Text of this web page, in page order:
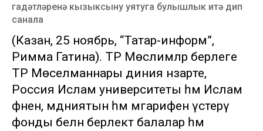
гадәтләренә кызыксыну уятуга булышлык итә дип
санала
(Казан, 25 ноябрь, “Татар-информ”,
Римма Гатина). ТР Мөслимәләр берлеге
ТР Мөселманнары диния нәзарәте,
Россия Ислам университеты һәм Ислам
фәнен, мәдәниятын һәм мәгарифен үстерү
фонды белән берлектә балалар һәм